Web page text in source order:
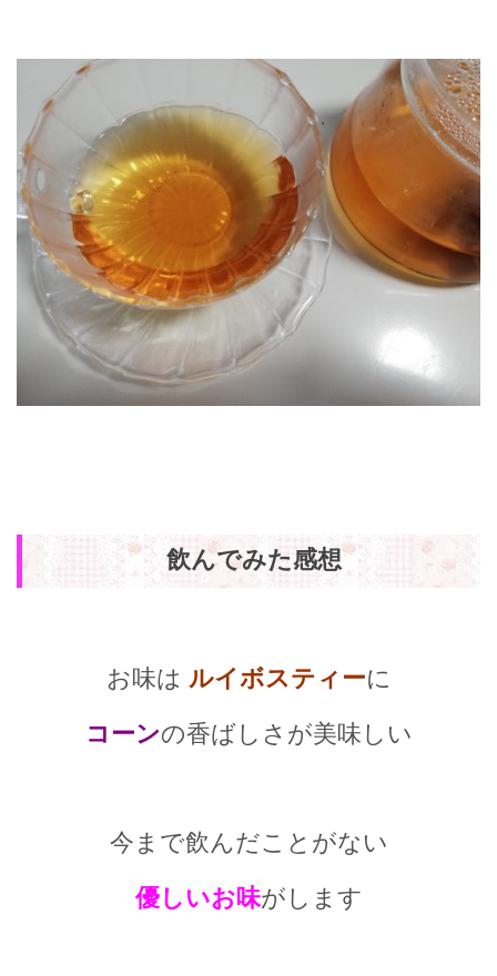
飲んでみた感想
お味は ルイボスティーに
コーンの香ばしさが美味しい
今まで飲んだことがない
優しいお味がします